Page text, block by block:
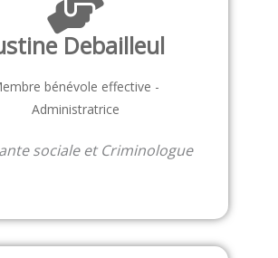
Debailleul
bénévole effective -
Administratrice
sociale et Criminologue